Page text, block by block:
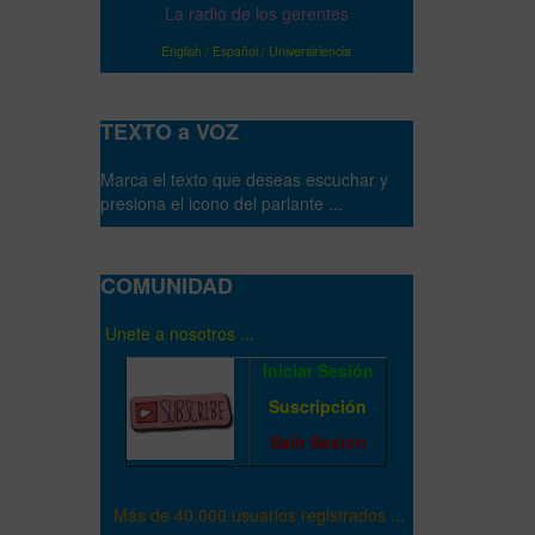
La radio de los gerentes
English / Español / Universiriencia
TEXTO a VOZ
Marca el texto que deseas escuchar y
presiona el icono del parlante ...
COMUNIDAD
Unete a nosotros ...
Iniciar Sesión
Suscripción
Salir Sesión
Más de 40.000 usuarios registrados ...